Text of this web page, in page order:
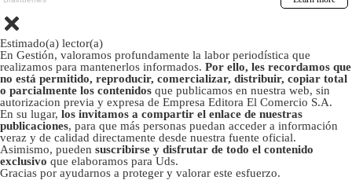
Estimado(a) lector(a)
En Gestión, valoramos profundamente la labor periodística que
realizamos para mantenerlos informados. Por ello, les recordamos que
no está permitido, reproducir, comercializar, distribuir, copiar total
o parcialmente los contenidos que publicamos en nuestra web, sin
autorizacion previa y expresa de Empresa Editora El Comercio S.A.
En su lugar, los invitamos a compartir el enlace de nuestras
publicaciones, para que más personas puedan acceder a información
veraz y de calidad directamente desde nuestra fuente oficial.
Asimismo, pueden suscribirse y disfrutar de todo el contenido
exclusivo que elaboramos para Uds.
Gracias por ayudarnos a proteger y valorar este esfuerzo.